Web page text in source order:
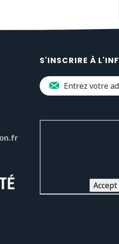
S'INSCRIRE À